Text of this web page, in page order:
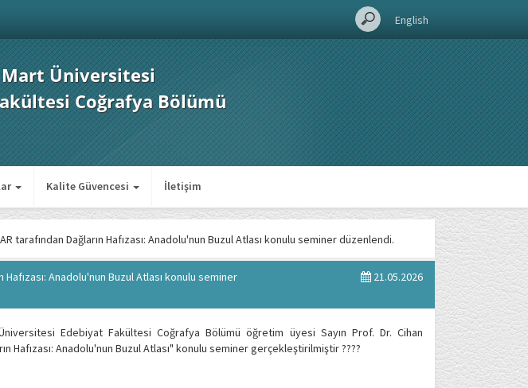
English
Üniversitesi
Coğrafya Bölümü
Kalite Güvencesi İletişim
tarafından Dağların Hafızası: Anadolu'nun Buzul Atlası konulu seminer düzenlendi.
Hafızası: Anadolu'nun Buzul Atlası konulu seminer
21.05.2026
Edebiyat Fakültesi Coğrafya Bölümü öğretim üyesi Sayın Prof. Dr. Cihan
Hafızası: Anadolu'nun Buzul Atlası" konulu seminer gerçekleştirilmiştir ????